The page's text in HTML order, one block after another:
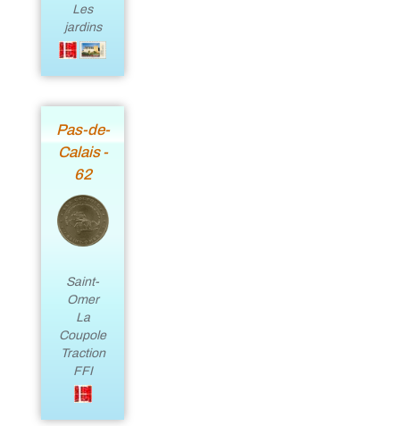
Les
jardins
Pas-de-
Calais -
62
Saint-
Omer
La
Coupole
Traction
FFI